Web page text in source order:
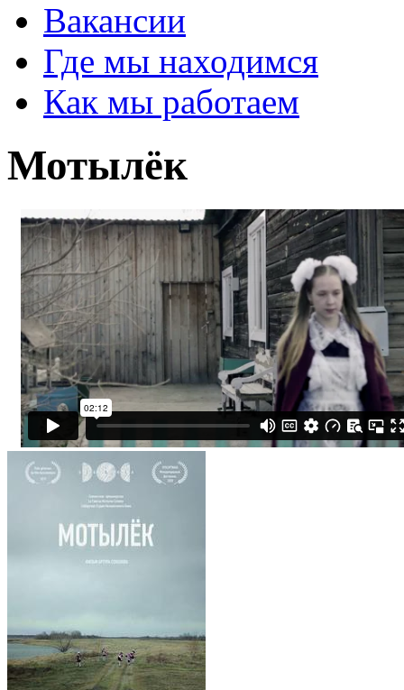
Вакансии
Где мы находимся
Как мы работаем
Мотылёк